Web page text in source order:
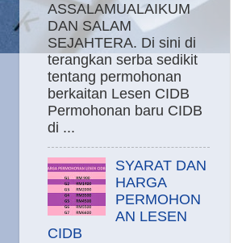
ASSALAMUALAIKUM
DAN SALAM
SEJAHTERA. Di sini di
terangkan serba sedikit
tentang permohonan
berkaitan Lesen CIDB
Permohonan baru CIDB
di ...
SYARAT DAN
HARGA
PERMOHON
AN LESEN
CIDB